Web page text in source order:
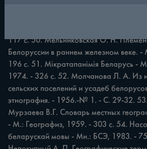
Вып. 9.-1 9 8 1.-С. 107-175; Вып. 10.-
Маштаков П. Л. Материалы для
117 с. 50. Мельниковская О. Н.
Белоруссии в раннем железном веке.
196 с. 51. Мікратапанімія Беларусь -
1974. - 326 с. 52. Молчанова Л. А. Из
сельских поселений и усадеб
этнография. - 1956.-№ 1. - С. 29-32.
Мурзаева В.Г. Словарь местных
- М.: Географиз, 1959. - 303 с. 54.
беларускай мовы - Мн.: БСЭ, 1983. -